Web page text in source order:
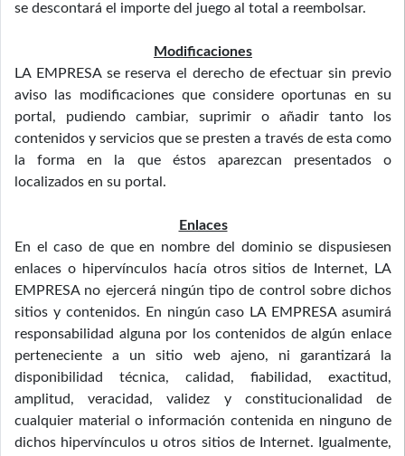
se descontará el importe del juego al total a reembolsar.
Modificaciones
LA EMPRESA se reserva el derecho de efectuar sin previo
aviso las modificaciones que considere oportunas en su
portal, pudiendo cambiar, suprimir o añadir tanto los
contenidos y servicios que se presten a través de esta como
la forma en la que éstos aparezcan presentados o
localizados en su portal.
Enlaces
En el caso de que en nombre del dominio se dispusiesen
enlaces o hipervínculos hacía otros sitios de Internet, LA
EMPRESA no ejercerá ningún tipo de control sobre dichos
sitios y contenidos. En ningún caso LA EMPRESA asumirá
responsabilidad alguna por los contenidos de algún enlace
perteneciente a un sitio web ajeno, ni garantizará la
disponibilidad técnica, calidad, fiabilidad, exactitud,
amplitud, veracidad, validez y constitucionalidad de
cualquier material o información contenida en ninguno de
dichos hipervínculos u otros sitios de Internet. Igualmente,